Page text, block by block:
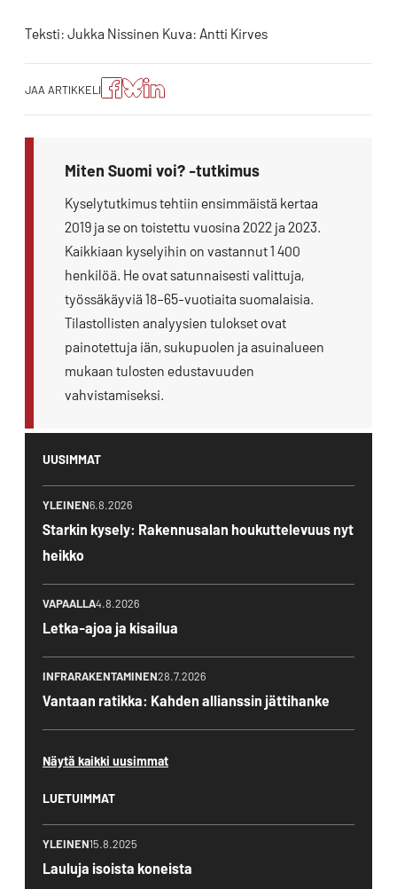
Teksti: Jukka Nissinen Kuva: Antti Kirves
JAA ARTIKKELI
Jaa
artikkeli
Facebookissa
Jaa
artikkeli
Blueskyssa
Jako:
Jaa
artikkeli
Miten Suomi voi? -tutkimus
Kyselytutkimus tehtiin ensimmäistä kertaa
2019 ja se on toistettu vuosina 2022 ja 2023.
Kaikkiaan kyselyihin on vastannut 1 400
henkilöä. He ovat satunnaisesti valittuja,
työssäkäyviä 18–65-vuotiaita suomalaisia.
Tilastollisten analyysien tulokset ovat
painotettuja iän, sukupuolen ja asuinalueen
mukaan tulosten edustavuuden
vahvistamiseksi.
UUSIMMAT
YLEINEN6.8.2026
Starkin kysely: Rakennusalan houkuttelevuus nyt
heikko
VAPAALLA4.8.2026
Letka-ajoa ja kisailua
INFRARAKENTAMINEN28.7.2026
Vantaan ratikka: Kahden allianssin jättihanke
Näytä kaikki uusimmat
LUETUIMMAT
YLEINEN15.8.2025
Lauluja isoista koneista